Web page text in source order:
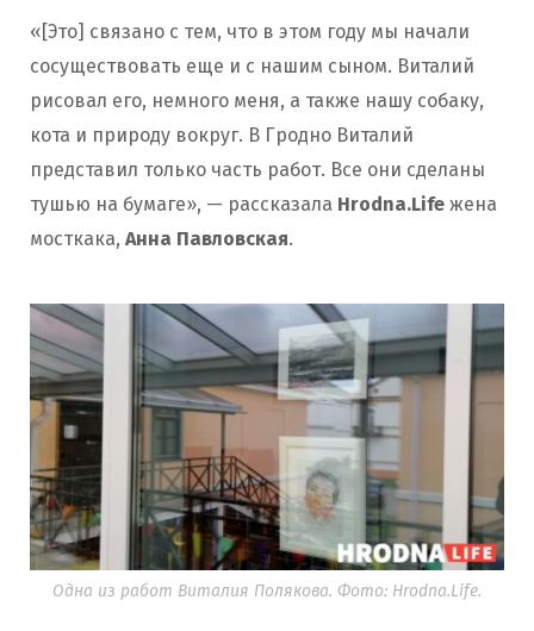
«[Это] связано с тем, что в этом году мы начали
сосуществовать еще и с нашим сыном. Виталий
рисовал его, немного меня, а также нашу собаку,
кота и природу вокруг. В Гродно Виталий
представил только часть работ. Все они сделаны
тушью на бумаге», — рассказала Hrodna.Life жена
мосткака, Анна Павловская.
Одна из работ Виталия Полякова. Фото: Hrodna.Life.